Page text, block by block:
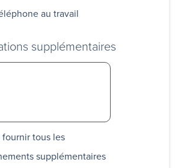
au travail
supplémentaires
tous les
supplémentaires